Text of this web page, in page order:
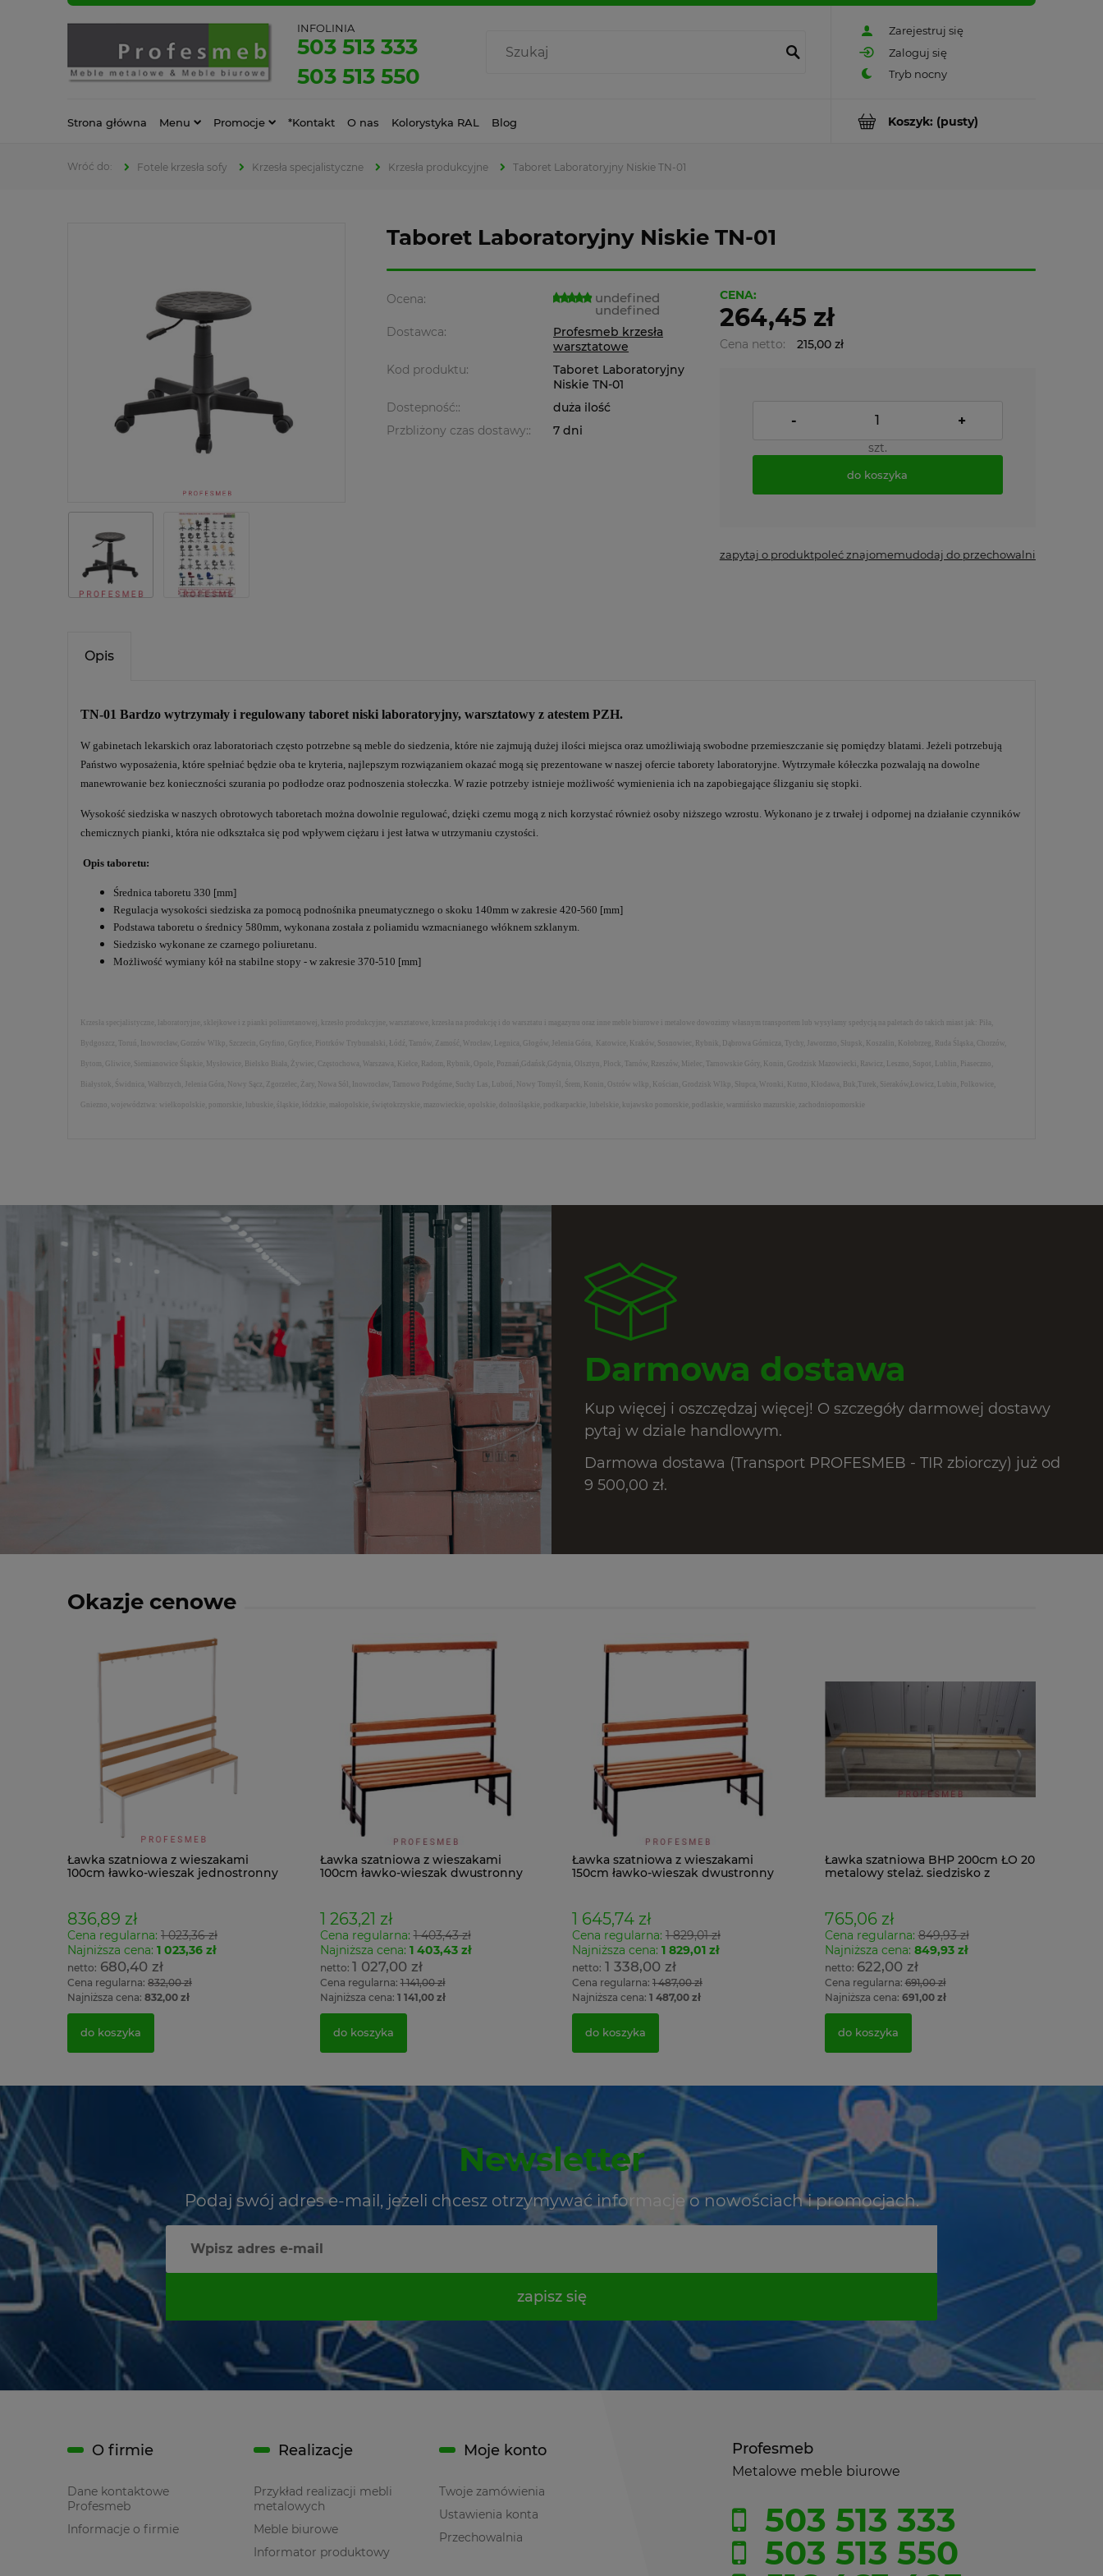
Zarejestruj się
Zaloguj się
INFOLINIA
503 513 333
503 513 550
Koszyk: (pusty)
Strona główna Menu Promocje *Kontakt O nas Kolorystyka RAL Blog
Fotele krzesła sofy Krzesła specjalistyczne Krzesła produkcyjne Taboret Laboratoryjny Niskie TN-01
Taboret Laboratoryjny Niskie TN-01
Ocena: undefined
undefined
Dostawca:
Profesmeb krzesła
warsztatowe
Kod produktu:
Taboret Laboratoryjny
Niskie TN-01
Dostepność::
duża ilość
Przbliżony czas dostawy::
7 dni
CENA:
264,45 zł
Cena netto: 215,00 zł
- +
szt.
do koszyka
zapytaj o produktpoleć znajomemudodaj do przechowalni
Opis
TN-01 Bardzo wytrzymały i regulowany taboret niski laboratoryjny, warsztatowy z atestem PZH.
W gabinetach lekarskich oraz laboratoriach często potrzebne są meble do siedzenia, które nie zajmują dużej ilości miejsca oraz umożliwiają swobodne przemieszczanie się pomiędzy blatami. Jeżeli potrzebują
Państwo wyposażenia, które spełniać będzie oba te kryteria, najlepszym rozwiązaniem okazać mogą się prezentowane w naszej ofercie taborety laboratoryjne. Wytrzymałe kółeczka pozwalają na dowolne
manewrowanie bez konieczności szurania po podłodze oraz podnoszenia stołeczka. W razie potrzeby istnieje możliwość wymienienia ich na zapobiegające ślizganiu się stopki.
Wysokość siedziska w naszych obrotowych taboretach można dowolnie regulować, dzięki czemu mogą z nich korzystać również osoby niższego wzrostu. Wykonano je z trwałej i odpornej na działanie czynników
chemicznych pianki, która nie odkształca się pod wpływem ciężaru i jest łatwa w utrzymaniu czystości.
Opis taboretu:
Średnica taboretu 330 [mm]
Regulacja wysokości siedziska za pomocą podnośnika pneumatycznego o skoku 140mm w zakresie 420-560 [mm]
Podstawa taboretu o średnicy 580mm, wykonana została z poliamidu wzmacnianego włóknem szklanym.
Siedzisko wykonane ze czarnego poliuretanu.
Możliwość wymiany kół na stabilne stopy - w zakresie 370-510 [mm]
Krzesła specjalistyczne, laboratoryjne, sklejkowe i z pianki poliuretanowej, krzesło produkcyjne, warsztatowe, krzesła na produkcję i do warsztatu i magazynu oraz inne meble biurowe i metalowe dowozimy własnym transportem lub wysyłamy spedycją na paletach do takich miast jak: Piła,
Bydgoszcz, Toruń, Inowrocław, Gorzów Wlkp, Szczecin, Gryfino, Gryfice, Piotrków Trybunalski, Łódź, Tarnów, Zamość, Wrocław, Legnica, Głogów, Jelenia Góra, Katowice, Kraków, Sosnowiec, Rybnik, Dąbrowa Górnicza, Tychy, Jaworzno, Słupsk, Koszalin, Kołobrzeg, Ruda Śląska, Chorzów,
Bytom, Gliwice, Siemianowice Śląskie, Mysłowice, Bielsko Biała, Żywiec, Częstochowa, Warszawa, Kielce, Radom, Rybnik, Opole, Poznań,Gdańsk,Gdynia, Olsztyn, Płock, Tarnów, Rzeszów, Mielec, Tarnowskie Góry, Konin, Grodzisk Mazowiecki, Rawicz, Leszno, Sopot, Lublin, Piaseczno,
Białystok, Świdnica, Wałbrzych, Jelenia Góra, Nowy Sącz, Zgorzelec, Żary, Nowa Sól, Inowrocław, Tarnowo Podgórne, Suchy Las, Luboń, Nowy Tomyśl, Śrem, Konin, Ostrów wlkp, Kościan, Grodzisk Wlkp, Słupca, Wronki, Kutno, Kłodawa, Buk,Turek, Sieraków,Łowicz, Lubin, Polkowice,
Gniezno, województwa: wielkopolskie, pomorskie, lubuskie, śląskie, łódzkie, małopolskie, świętokrzyskie, mazowieckie, opolskie, dolnośląskie, podkarpackie, lubelskie, kujawsko pomorskie, podlaskie, warmińsko mazurskie, zachodniopomorskie
Darmowa dostawa
Kup więcej i oszczędzaj więcej! O szczegóły darmowej dostawy
pytaj w dziale handlowym.
Darmowa dostawa (Transport PROFESMEB - TIR zbiorczy) już od
9 500,00 zł.
Okazje cenowe
Ławka szatniowa z wieszakami
100cm ławko-wieszak jednostronny
836,89 zł
Cena regularna: 1 023,36 zł
Najniższa cena: 1 023,36 zł
680,40 zł
Cena regularna: 832,00 zł
Najniższa cena: 832,00 zł
do koszyka
Ławka szatniowa z wieszakami
100cm ławko-wieszak dwustronny
1 263,21 zł
Cena regularna:1 403,43 zł
Najniższa cena: 1 403,43 zł
1 027,00 zł
Cena regularna:1 141,00 zł
Najniższa cena: 1 141,00 zł
do koszyka
Ławka szatniowa z wieszakami
150cm ławko-wieszak dwustronny
1 645,74 zł
Cena regularna: 1 829,01 zł
Najniższa cena: 1 829,01 zł
1 338,00 zł
Cena regularna: 1 487,00 zł
Najniższa cena: 1 487,00 zł
do koszyka
Ławka szatniowa BHP 200cm ŁO 20
metalowy stelaż. siedzisko z
765,06 zł
Cena regularna:849,93 zł
Najniższa cena: 849,93 zł
622,00 zł
Cena regularna:691,00 zł
Najniższa cena: 691,00 zł
do koszyka
Newsletter
Podaj swój adres e-mail, jeżeli chcesz otrzymywać informacje o nowościach i promocjach.
zapisz się
Profesmeb
Metalowe meble biurowe
503 513 333
503 513 550
O firmie
Dane kontaktowe
Profesmeb
Informacje o firmie
Realizacje
Przykład realizacji mebli
metalowych
Meble biurowe
Informator produktowy
Moje konto
Twoje zamówienia
Ustawienia konta
Przechowalnia